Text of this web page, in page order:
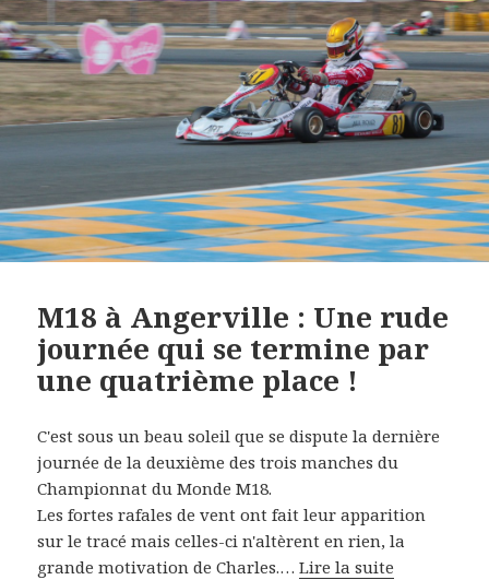
M18 à Angerville : Une rude
journée qui se termine par
une quatrième place !
C'est sous un beau soleil que se dispute la dernière
journée de la deuxième des trois manches du
Championnat du Monde M18.
Les fortes rafales de vent ont fait leur apparition
sur le tracé mais celles-ci n'altèrent en rien, la
grande motivation de Charles.…Lire la suite